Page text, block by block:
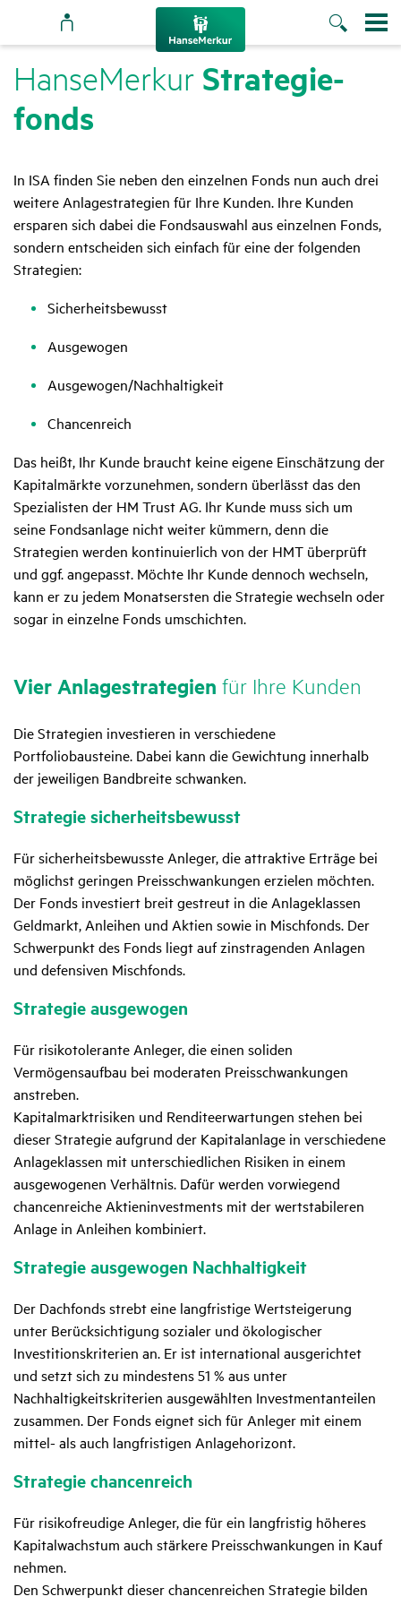
HanseMerkur Stra­te­gie­
fonds
In ISA finden Sie neben den einzelnen Fonds nun auch drei
weitere Anlagestrategien für Ihre Kunden. Ihre Kunden
ersparen sich dabei die Fondsauswahl aus einzelnen Fonds,
sondern entscheiden sich einfach für eine der folgenden
Strategien:
Sicherheitsbewusst
Ausgewogen
Ausgewogen/Nachhaltigkeit
Chancenreich
Das heißt, Ihr Kunde braucht keine eigene Einschätzung der
Kapitalmärkte vorzunehmen, sondern überlässt das den
Spezialisten der HM Trust AG. Ihr Kunde muss sich um
seine Fondsanlage nicht weiter kümmern, denn die
Strategien werden kontinuierlich von der HMT überprüft
und ggf. angepasst. Möchte Ihr Kunde dennoch wechseln,
kann er zu jedem Monatsersten die Strategie wechseln oder
sogar in einzelne Fonds umschichten.
Vier Anla­ge­stra­te­gien für Ihre Kunden
Die Strategien investieren in verschiedene
Portfoliobausteine. Dabei kann die Gewichtung innerhalb
der jeweiligen Bandbreite schwanken.
Stra­tegie sicher­heits­be­wusst
Für sicherheitsbewusste Anleger, die attraktive Erträge bei
möglichst geringen Preisschwankungen erzielen möchten.
Der Fonds investiert breit gestreut in die Anlageklassen
Geldmarkt, Anleihen und Aktien sowie in Mischfonds. Der
Schwerpunkt des Fonds liegt auf zinstragenden Anlagen
und defensiven Mischfonds.
Stra­tegie ausge­wogen
Für risikotolerante Anleger, die einen soliden
Vermögensaufbau bei moderaten Preisschwankungen
anstreben.
Kapitalmarktrisiken und Renditeerwartungen stehen bei
dieser Strategie aufgrund der Kapitalanlage in verschiedene
Anlageklassen mit unterschiedlichen Risiken in einem
ausgewogenen Verhältnis. Dafür werden vorwiegend
chancenreiche Aktieninvestments mit der wertstabileren
Anlage in Anleihen kombiniert.
Stra­tegie ausge­wogen Nach­hal­tig­keit
Der Dachfonds strebt eine langfristige Wertsteigerung
unter Berücksichtigung sozialer und ökologischer
Investitionskriterien an. Er ist international ausgerichtet
und setzt sich zu mindestens 51 % aus unter
Nachhaltigkeitskriterien ausgewählten Investmentanteilen
zusammen. Der Fonds eignet sich für Anleger mit einem
mittel- als auch langfristigen Anlagehorizont.
Stra­tegie chan­cen­reich
Für risikofreudige Anleger, die für ein langfristig höheres
Kapitalwachstum auch stärkere Preisschwankungen in Kauf
nehmen.
Den Schwerpunkt dieser chancenreichen Strategie bilden